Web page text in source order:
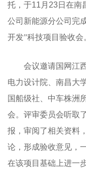
托，于11 月 23日在南
公司新能源分公司完
开发”科技项目验收会
会议邀请国网江
电力设计院、南昌大
国船级社、中车株洲
会。评审委员会听取
报，审阅了相关资料
论，形成验收意见，
在该项目基础上进一